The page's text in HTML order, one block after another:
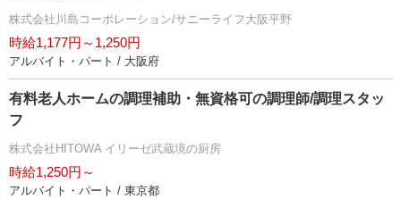
株式会社川島コーポレーション/サニーライフ大阪平野
時給1,177円～1,250円
アルバイト・パート / 大阪府
有料老人ホームの調理補助・無資格可の調理師/調理スタッ
フ
株式会社HITOWA イリーゼ武蔵境の厨房
時給1,250円～
アルバイト・パート / 東京都